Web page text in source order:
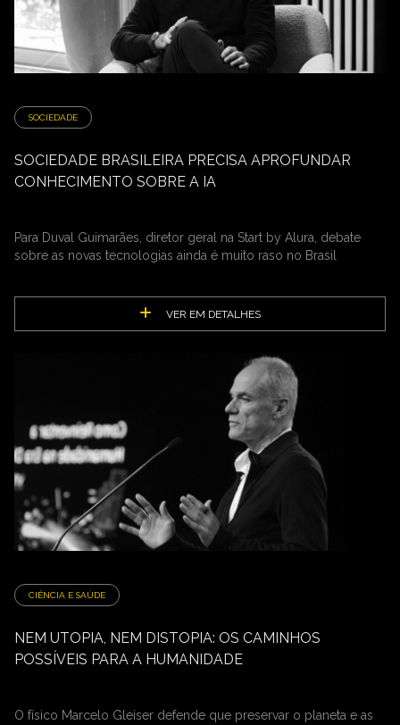
SOCIEDADE
SOCIEDADE BRASILEIRA PRECISA APROFUNDAR
CONHECIMENTO SOBRE A IA
Para Duval Guimarães, diretor geral na Start by Alura, debate
sobre as novas tecnologias ainda é muito raso no Brasil
VER EM DETALHES
CIÊNCIA E SAÚDE
NEM UTOPIA, NEM DISTOPIA: OS CAMINHOS
POSSÍVEIS PARA A HUMANIDADE
O físico Marcelo Gleiser defende que preservar o planeta e as